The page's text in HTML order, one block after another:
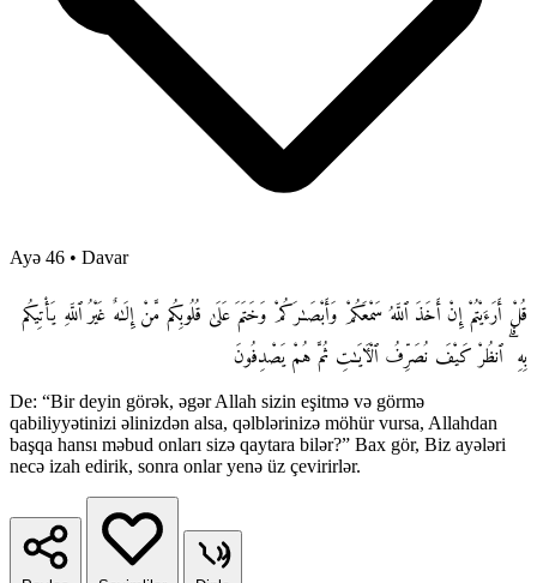
Ayə 46 • Davar
قُلْ أَرَءَيْتُمْ إِنْ أَخَذَ ٱللَّهُ سَمْعَكُمْ وَأَبْصَـٰرَكُمْ وَخَتَمَ عَلَىٰ قُلُوبِكُم مَّنْ إِلَـٰهٌ غَيْرُ ٱللَّهِ يَأْتِيكُم
بِهِ ۗ ٱنظُرْ كَيْفَ نُصَرِّفُ ٱلْـَٔايَـٰتِ ثُمَّ هُمْ يَصْدِفُونَ
De: “Bir deyin görək, əgər Allah sizin eşitmə və görmə
qabiliyyətinizi əlinizdən alsa, qəlblərinizə möhür vursa, Allahdan
başqa hansı məbud onları sizə qaytara bilər?” Bax gör, Biz ayələri
necə izah edirik, sonra onlar yenə üz çevirirlər.